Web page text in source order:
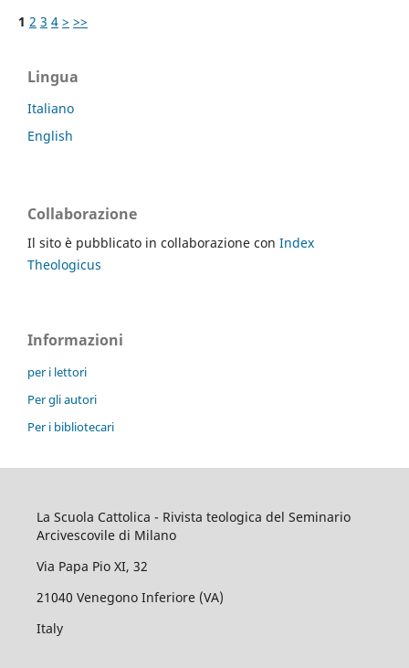
1 2 3 4 > >>
Lingua
Italiano
English
Collaborazione
Il sito è pubblicato in collaborazione con Index
Theologicus
Informazioni
per i lettori
Per gli autori
Per i bibliotecari
La Scuola Cattolica - Rivista teologica del Seminario
Arcivescovile di Milano
Via Papa Pio XI, 32
21040 Venegono Inferiore (VA)
Italy